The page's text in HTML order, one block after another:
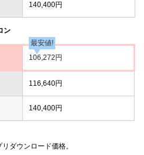
140,400円
ン
最安値!
106,272円
116,640円
140,400円
ダウンロード価格。